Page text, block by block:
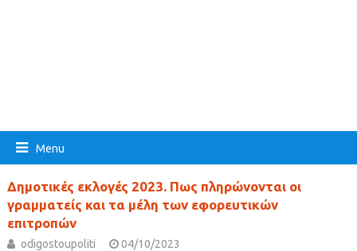
Menu
Δημοτικές εκλογές 2023. Πως πληρώνονται οι
γραμματείς και τα μέλη των εφορευτικών
επιτροπών
odigostoupoliti
04/10/2023